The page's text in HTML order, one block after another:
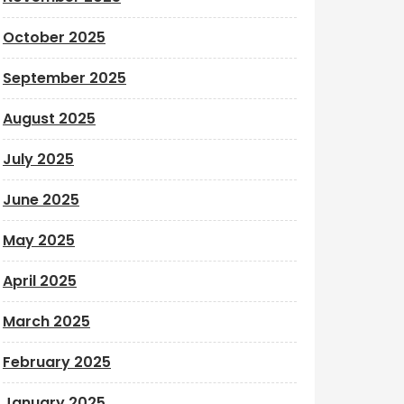
October 2025
September 2025
August 2025
July 2025
June 2025
May 2025
April 2025
March 2025
February 2025